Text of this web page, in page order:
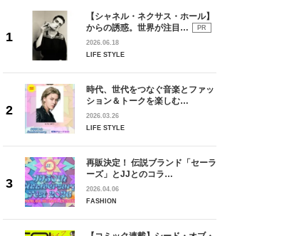
【シャネル・ネクサス・ホール】
からの誘惑。世界が注目…
PR
2026.06.18
LIFE STYLE
時代、世代をつなぐ音楽とファッ
ション＆トークを楽しむ…
2026.03.26
LIFE STYLE
再販決定！ 伝説ブランド「セーラ
ーズ」とJJとのコラ…
2026.04.06
FASHION